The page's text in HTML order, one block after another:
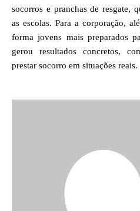
socorros e pranchas de resgate,
as escolas. Para a corporação,
forma jovens mais preparados
gerou resultados concretos,
prestar socorro em situações reais.